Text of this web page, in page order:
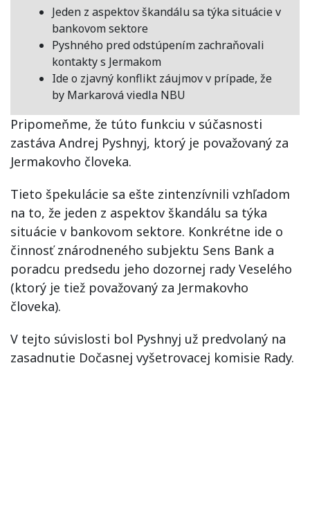
Jeden z aspektov škandálu sa týka situácie v
bankovom sektore
Pyshného pred odstúpením zachraňovali
kontakty s Jermakom
Ide o zjavný konflikt záujmov v prípade, že
by Markarová viedla NBU
Pripomeňme, že túto funkciu v súčasnosti
zastáva Andrej Pyshnyj, ktorý je považovaný za
Jermakovho človeka.
Tieto špekulácie sa ešte zintenzívnili vzhľadom
na to, že jeden z aspektov škandálu sa týka
situácie v bankovom sektore. Konkrétne ide o
činnosť znárodneného subjektu Sens Bank a
poradcu predsedu jeho dozornej rady Veselého
(ktorý je tiež považovaný za Jermakovho
človeka).
V tejto súvislosti bol Pyshnyj už predvolaný na
zasadnutie Dočasnej vyšetrovacej komisie Rady.